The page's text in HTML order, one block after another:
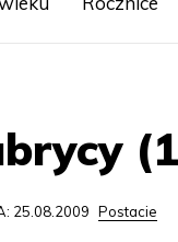
25.08.2009 Postacie